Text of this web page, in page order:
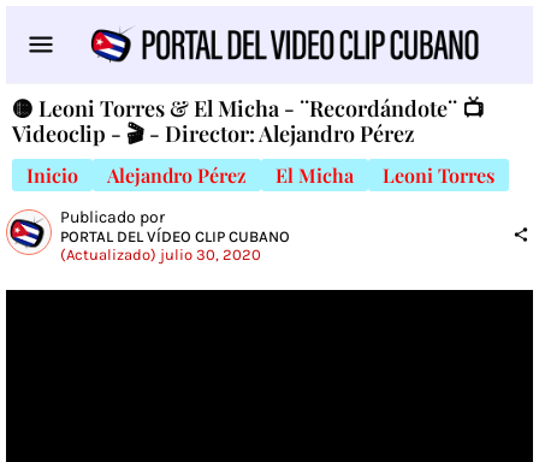
🟡 Leoni Torres & El Micha - ¨Recordándote¨ 📺
Videoclip - 🎬 - Director: Alejandro Pérez
Inicio Alejandro Pérez El Micha Leoni Torres
Publicado por
PORTAL DEL VÍDEO CLIP CUBANO
(Actualizado) julio 30, 2020